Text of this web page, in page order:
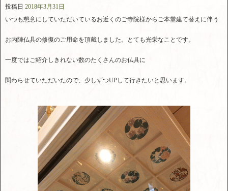
投稿日 2018年3月31日
いつも懇意にしていただいているお近くのご寺院様からご本堂建て替えに伴う
お内陣仏具の修復のご用命を頂戴しました。とても光栄なことです。
一度ではご紹介しきれない数のたくさんのお仏具に
関わらせていただいたので、少しずつUPして行きたいと思います。